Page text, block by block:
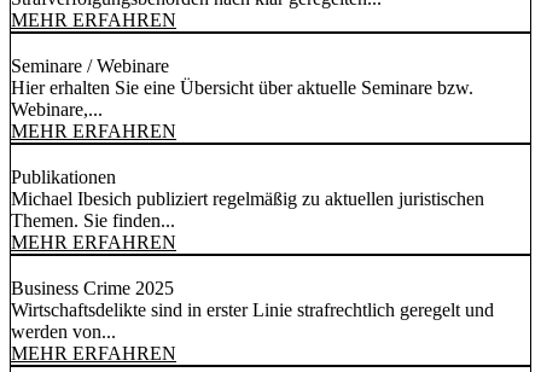
MEHR ERFAHREN
Seminare / Webinare
Hier erhalten Sie eine Übersicht über aktuelle Seminare bzw.
Webinare,...
MEHR ERFAHREN
Publikationen
Michael Ibesich publiziert regelmäßig zu aktuellen juristischen
Themen. Sie finden...
MEHR ERFAHREN
Business Crime 2025
Wirtschaftsdelikte sind in erster Linie strafrechtlich geregelt und
werden von...
MEHR ERFAHREN